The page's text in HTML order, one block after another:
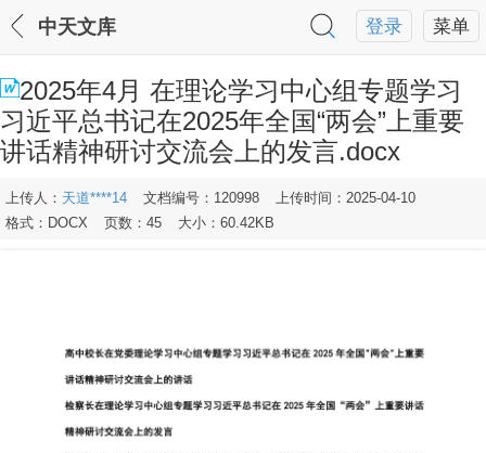
菜单
登录
中天文库
2025年4月 在理论学习中心组专题学习
习近平总书记在2025年全国“两会”上重要
讲话精神研讨交流会上的发言.docx
上传人： 天道****14 文档编号：120998
上传时间：2025-04-10
格式：DOCX
页数：45 大小：60.42KB